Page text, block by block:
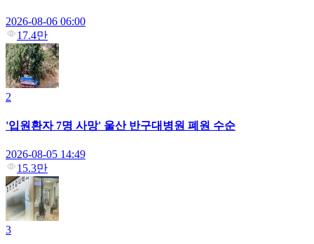
2026-08-06 06:00
17.4만
2
'입원환자 7명 사망' 울산 반구대병원 폐원 수순
2026-08-05 14:49
15.3만
3